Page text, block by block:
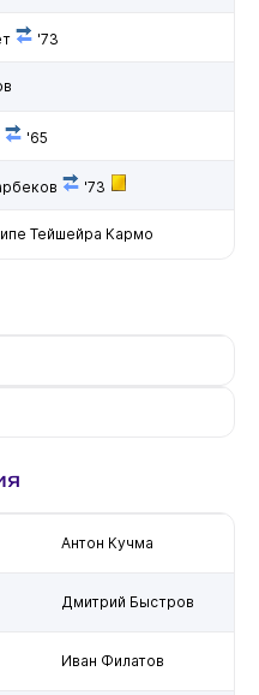
'73
'65
'73
Тейшейра Кармо
Антон Кучма
Дмитрий Быстров
Иван Филатов